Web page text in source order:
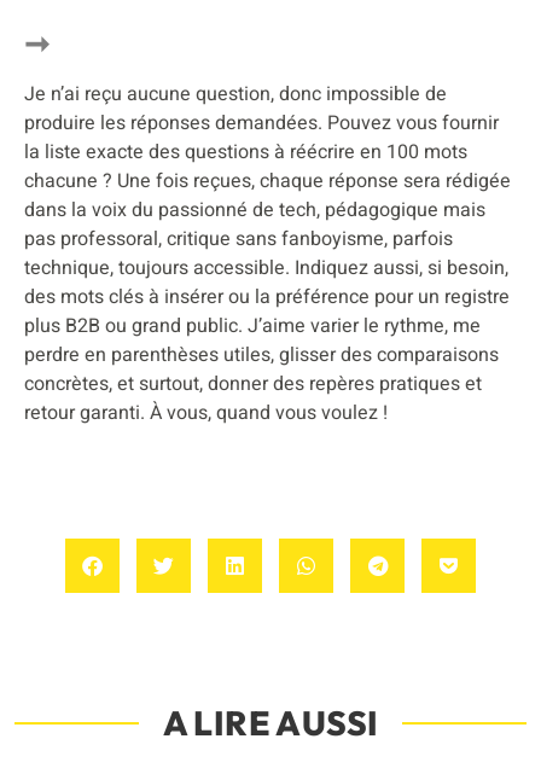
Je n’ai reçu aucune question, donc impossible de
produire les réponses demandées. Pouvez vous fournir
la liste exacte des questions à réécrire en 100 mots
chacune ? Une fois reçues, chaque réponse sera rédigée
dans la voix du passionné de tech, pédagogique mais
pas professoral, critique sans fanboyisme, parfois
technique, toujours accessible. Indiquez aussi, si besoin,
des mots clés à insérer ou la préférence pour un registre
plus B2B ou grand public. J’aime varier le rythme, me
perdre en parenthèses utiles, glisser des comparaisons
concrètes, et surtout, donner des repères pratiques et
retour garanti. À vous, quand vous voulez !
A LIRE AUSSI